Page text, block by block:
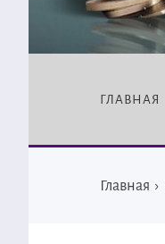
ГЛАВНАЯ
Главная ›